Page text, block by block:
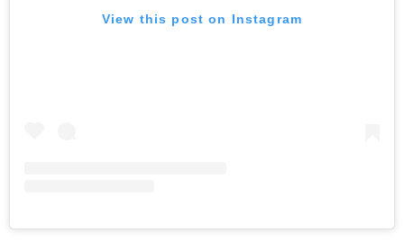
View this post on Instagram